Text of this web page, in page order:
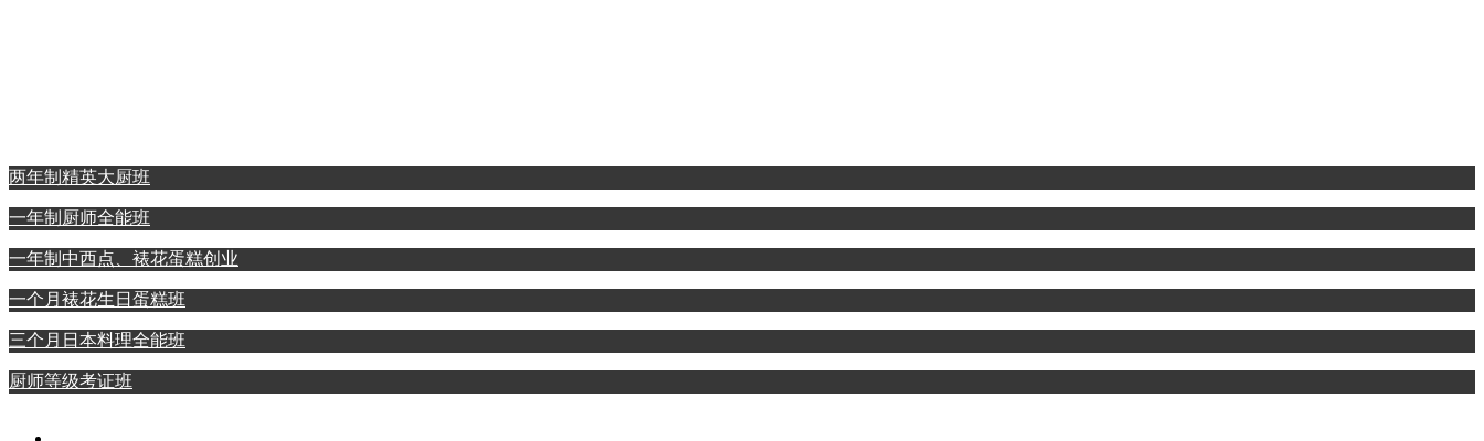
两年制精英大厨班
一年制厨师全能班
一年制中西点、裱花蛋糕创业
一个月裱花生日蛋糕班
三个月日本料理全能班
厨师等级考证班